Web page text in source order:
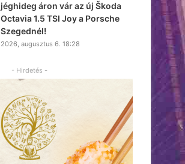
jéghideg áron vár az új Škoda
Octavia 1.5 TSI Joy a Porsche
Szegednél!
2026, augusztus 6. 18:28
- Hirdetés -